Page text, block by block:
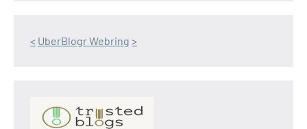
< UberBlogr Webring >